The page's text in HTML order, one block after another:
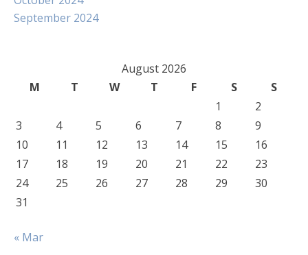
September 2024
August 2026
M
T W T F S
S
1
2
3
4 5 6 7 8
9
10
11 12 13 14 15
16
17
18 19 20 21 22
23
24
25 26 27 28 29
30
31
« Mar